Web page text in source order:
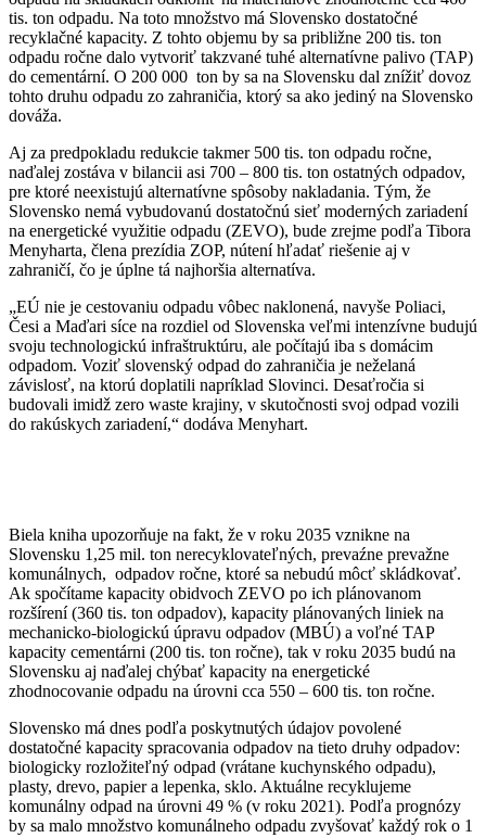
tis. ton odpadu. Na toto množstvo má Slovensko dostatočné
recyklačné kapacity. Z tohto objemu by sa približne 200 tis. ton
odpadu ročne dalo vytvoriť takzvané tuhé alternatívne palivo (TAP)
do cementární. O 200 000 ton by sa na Slovensku dal znížiť dovoz
tohto druhu odpadu zo zahraničia, ktorý sa ako jediný na Slovensko
dováža.
Aj za predpokladu redukcie takmer 500 tis. ton odpadu ročne,
naďalej zostáva v bilancii asi 700 – 800 tis. ton ostatných odpadov,
pre ktoré neexistujú alternatívne spôsoby nakladania. Tým, že
Slovensko nemá vybudovanú dostatočnú sieť moderných zariadení
na energetické využitie odpadu (ZEVO), bude zrejme podľa Tibora
Menyharta, člena prezídia ZOP, nútení hľadať riešenie aj v
zahraničí, čo je úplne tá najhoršia alternatíva.
„EÚ nie je cestovaniu odpadu vôbec naklonená, navyše Poliaci,
Česi a Maďari síce na rozdiel od Slovenska veľmi intenzívne budujú
svoju technologickú infraštruktúru, ale počítajú iba s domácim
odpadom. Voziť slovenský odpad do zahraničia je neželaná
závislosť, na ktorú doplatili napríklad Slovinci. Desaťročia si
budovali imidž zero waste krajiny, v skutočnosti svoj odpad vozili
do rakúskych zariadení,“ dodáva Menyhart.
Biela kniha upozorňuje na fakt, že v roku 2035 vznikne na
Slovensku 1,25 mil. ton nerecyklovateľných, prevaźne prevažne
komunálnych, odpadov ročne, ktoré sa nebudú môcť skládkovať.
Ak spočítame kapacity obidvoch ZEVO po ich plánovanom
rozšírení (360 tis. ton odpadov), kapacity plánovaných liniek na
mechanicko-biologickú úpravu odpadov (MBÚ) a voľné TAP
kapacity cementárni (200 tis. ton ročne), tak v roku 2035 budú na
Slovensku aj naďalej chýbať kapacity na energetické
zhodnocovanie odpadu na úrovni cca 550 – 600 tis. ton ročne.
Slovensko má dnes podľa poskytnutých údajov povolené
dostatočné kapacity spracovania odpadov na tieto druhy odpadov:
biologicky rozložiteľný odpad (vrátane kuchynského odpadu),
plasty, drevo, papier a lepenka, sklo. Aktuálne recyklujeme
komunálny odpad na úrovni 49 % (v roku 2021). Podľa prognózy
by sa malo množstvo komunálneho odpadu zvyšovať každý rok o 1